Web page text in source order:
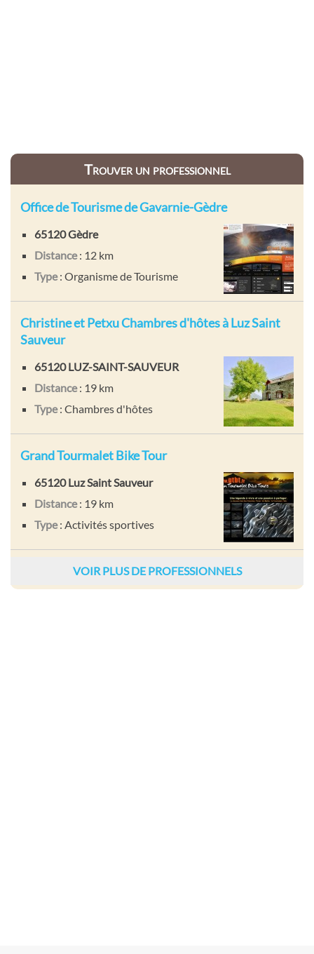
Trouver un professionnel
Office de Tourisme de Gavarnie-Gèdre
65120 Gèdre
Distance: 12 km
Type: Organisme de Tourisme
Christine et Petxu Chambres d'hôtes à Luz Saint
Sauveur
65120 LUZ-SAINT-SAUVEUR
Distance: 19 km
Type: Chambres d'hôtes
Grand Tourmalet Bike Tour
65120 Luz Saint Sauveur
Distance: 19 km
Type: Activités sportives
VOIR PLUS DE PROFESSIONNELS